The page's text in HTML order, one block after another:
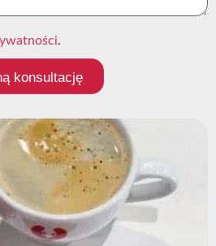
.
konsultację